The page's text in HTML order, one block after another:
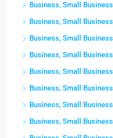
Business, Small Business
Business, Small Business
Business, Small Business
Business, Small Business
Business, Small Business
Business, Small Business
Business, Small Business
Business, Small Business